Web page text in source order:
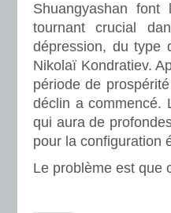
Shuangyashan
tournant crucial
dépression, du type
Nikolaï Kondratiev.
période de
déclin a commencé.
qui aura de
pour la configuration
Le problème est que